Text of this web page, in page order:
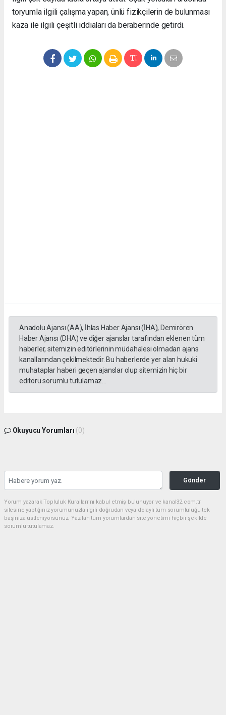
toryumla ilgili çalışma yapan, ünlü fizikçilerin de bulunması
kaza ile ilgili çeşitli iddiaları da beraberinde getirdi.
Anadolu Ajansı (AA), İhlas Haber Ajansı (İHA), Demirören
Haber Ajansı (DHA) ve diğer ajanslar tarafından eklenen tüm
haberler, sitemizin editörlerinin müdahalesi olmadan ajans
kanallarından çekilmektedir. Bu haberlerde yer alan hukuki
muhataplar haberi geçen ajanslar olup sitemizin hiç bir
editörü sorumlu tutulamaz...
Okuyucu Yorumları (0)
Gönder
Yorum yazarak Topluluk Kuralları’nı kabul etmiş bulunuyor ve kanal32.com.tr
sitesine yaptığınız yorumunuzla ilgili doğrudan veya dolaylı tüm sorumluluğu tek
başınıza üstleniyorsunuz. Yazılan tüm yorumlardan site yönetimi hiçbir şekilde
sorumlu tutulamaz.